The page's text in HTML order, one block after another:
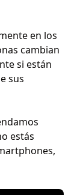
en los
cambian
si están
sus
estás